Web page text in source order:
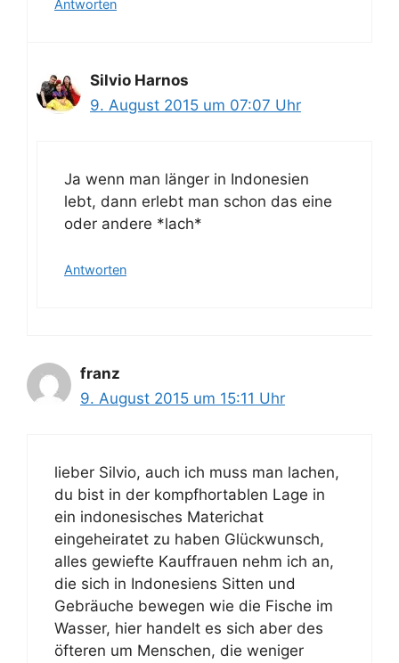
Antworten
Silvio Harnos
9. August 2015 um 07:07 Uhr
Ja wenn man länger in Indonesien
lebt, dann erlebt man schon das eine
oder andere *lach*
Antworten
franz
9. August 2015 um 15:11 Uhr
lieber Silvio, auch ich muss man lachen,
du bist in der kompfhortablen Lage in
ein indonesisches Materichat
eingeheiratet zu haben Glückwunsch,
alles gewiefte Kauffrauen nehm ich an,
die sich in Indonesiens Sitten und
Gebräuche bewegen wie die Fische im
Wasser, hier handelt es sich aber des
öfteren um Menschen, die weniger